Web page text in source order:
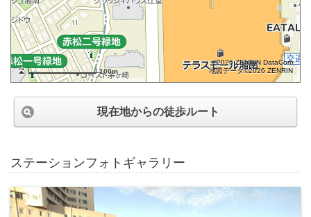
100m
©2026 ZENRIN DataCom
地図データ©2026 ZENRIN
現在地からの徒歩ルート
ステーションフォトギャラリー